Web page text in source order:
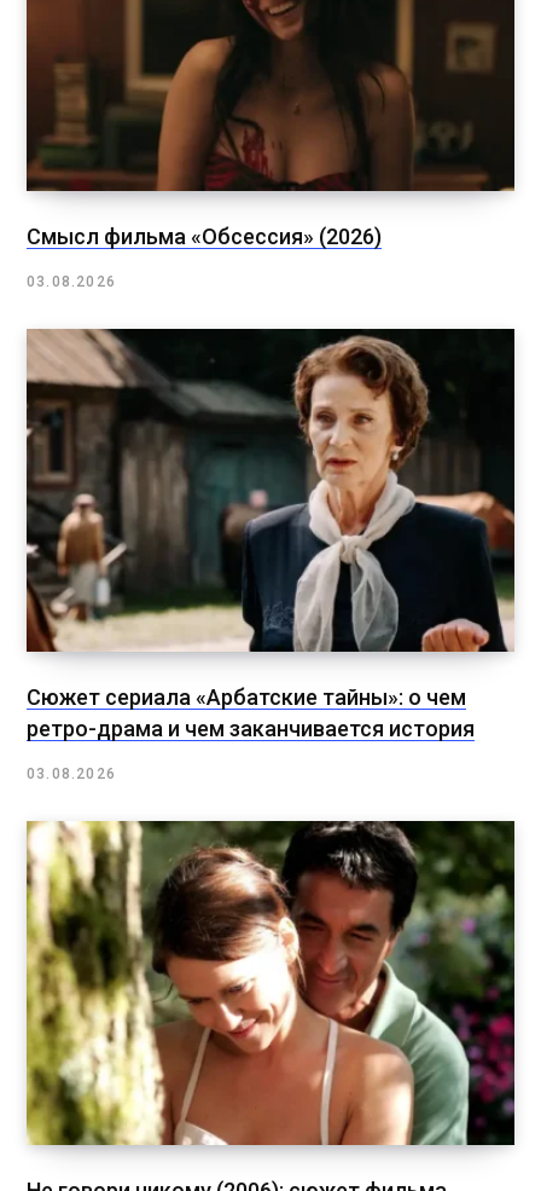
Смысл фильма «Обсессия» (2026)
03.08.2026
Сюжет сериала «Арбатские тайны»: о чем
ретро-драма и чем заканчивается история
03.08.2026